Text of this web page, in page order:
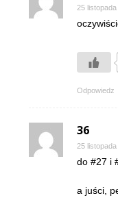
25
Odpowiedz
36
25
do #27 i
a juści,